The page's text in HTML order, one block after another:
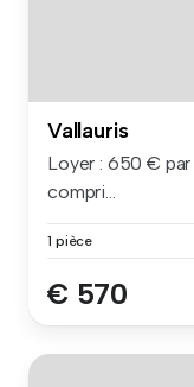
Vallauris
Loyer : 650 €
compri...
1 pièce
€ 570